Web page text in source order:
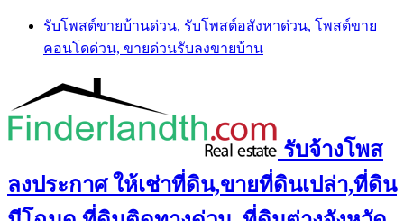
Skip
content
รับโพสต์ขายบ้านด่วน, รับโพสต์อสังหาด่วน, โพสต์ขาย
คอนโดด่วน, ขายด่วนรับลงขายบ้าน
รับจ้างโพส
ลงประกาศ ให้เช่าที่ดิน,ขายที่ดินเปล่า,ที่ดิน